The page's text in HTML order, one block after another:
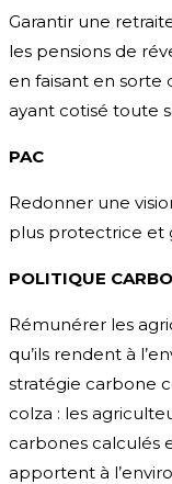
Garantir une
les pensions de
en faisant en sorte
ayant cotisé toute
PAC
Redonner une
plus protectrice et
POLITIQUE
Rémunérer les
qu’ils rendent à
stratégie carbone
colza : les
carbones calculés
apportent à